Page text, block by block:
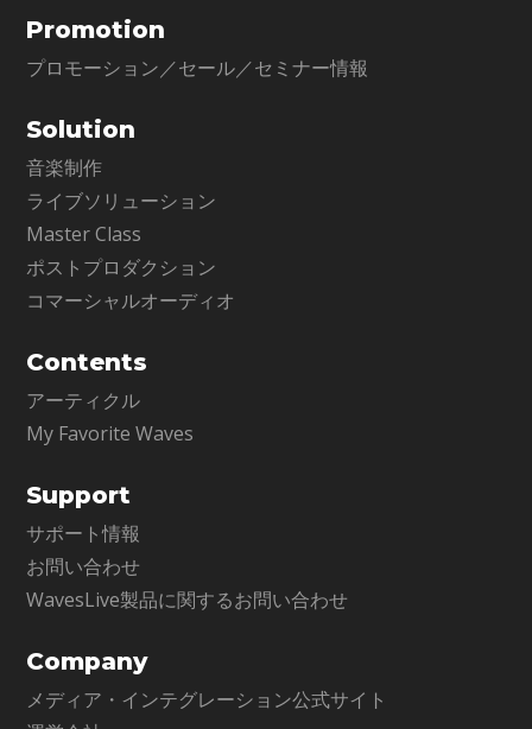
Promotion
プロモーション／セール／セミナー情報
Solution
音楽制作
ライブソリューション
Master Class
ポストプロダクション
コマーシャルオーディオ
Contents
アーティクル
My Favorite Waves
Support
サポート情報
お問い合わせ
WavesLive製品に関するお問い合わせ
Company
メディア・インテグレーション公式サイト